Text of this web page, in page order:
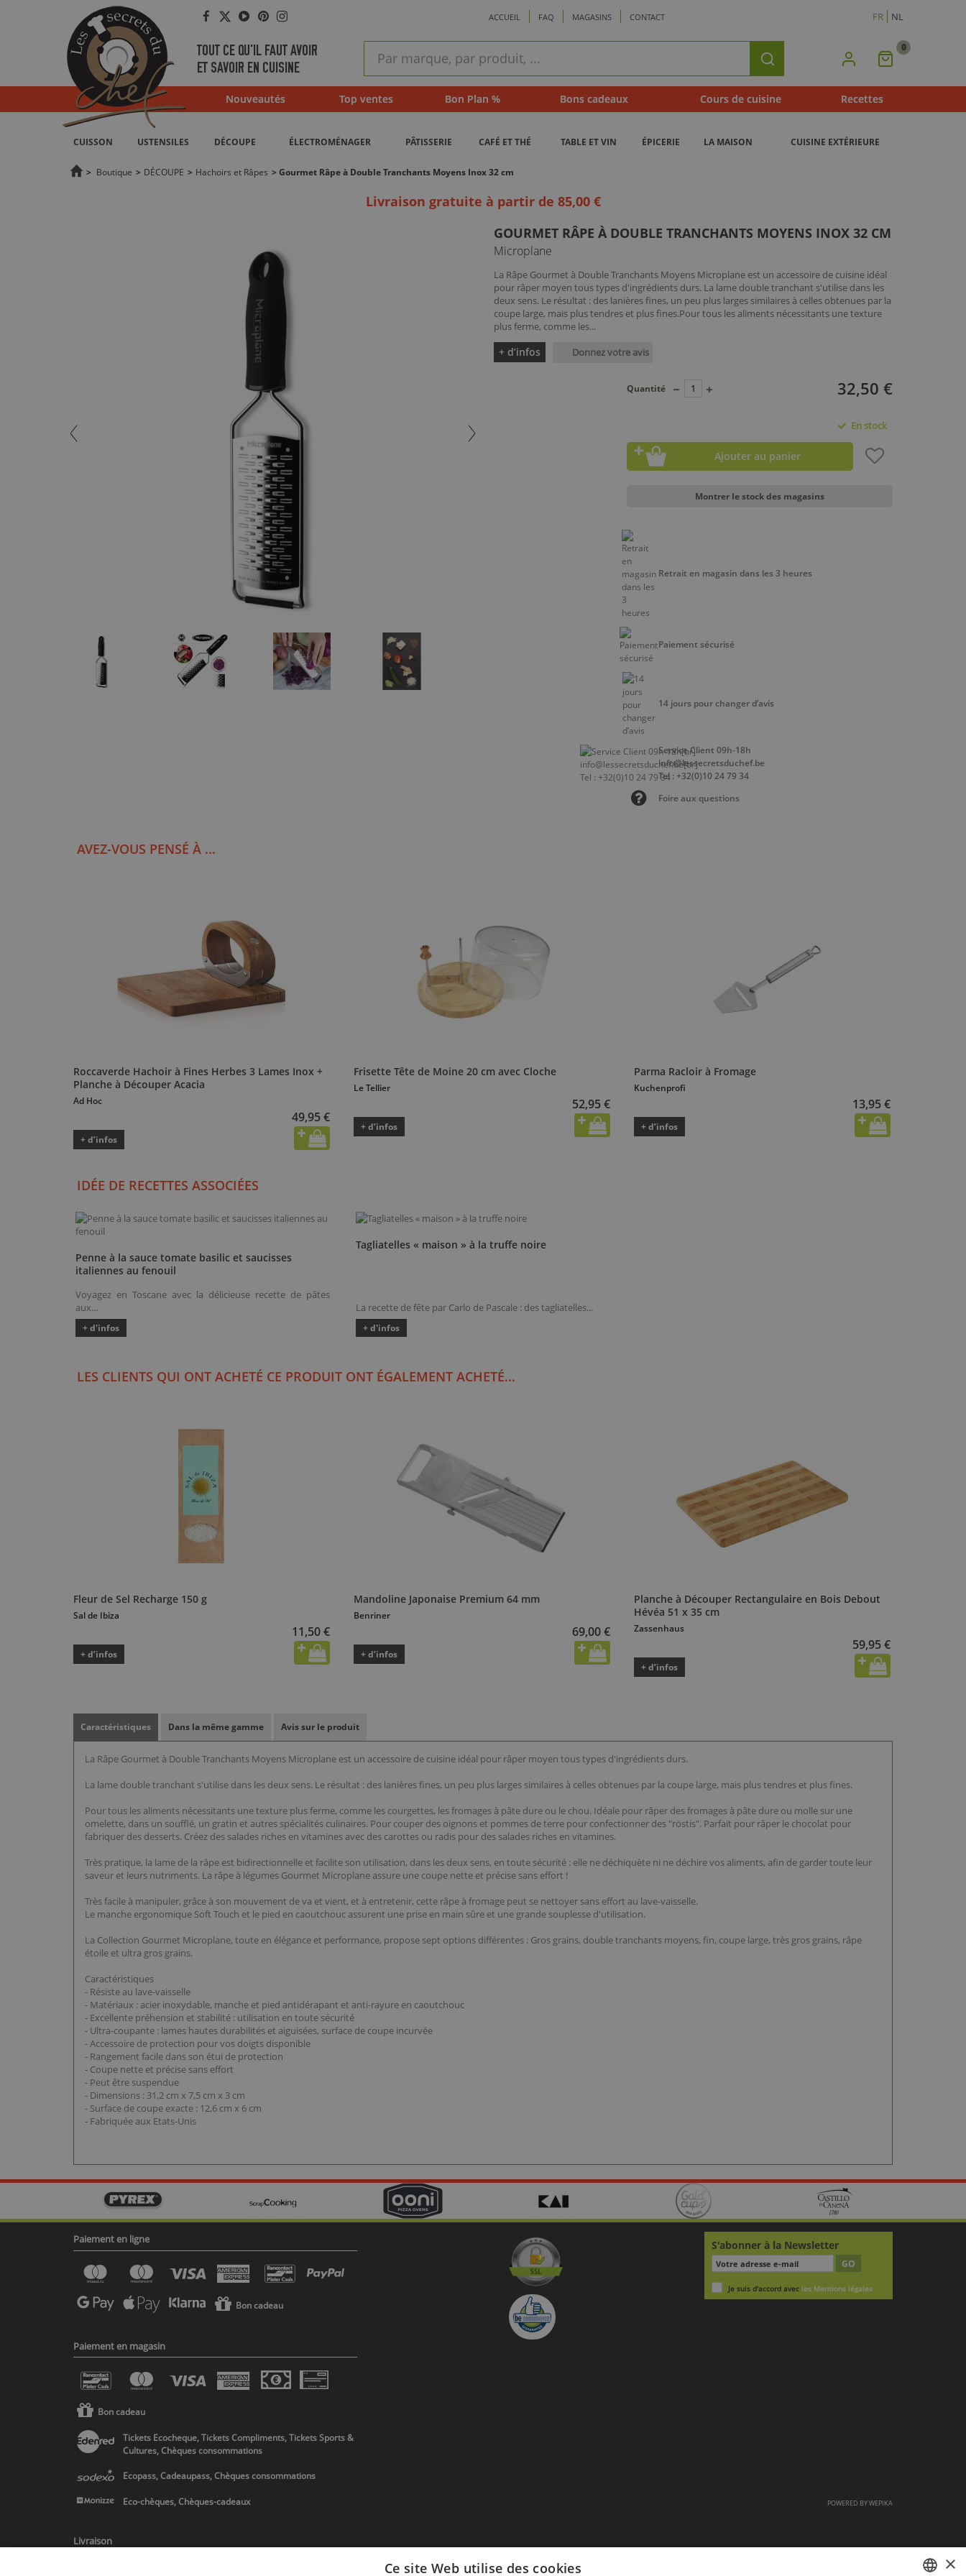
Facebook
Twitter
YouTube
Pinterest
Instagram ACCUEIL FAQ MAGASINS CONTACT FR NL
TOUT CE QU'IL FAUT AVOIR
ET SAVOIR EN CUISINE
rapide
Rechercher Mon
0
Nouveautés Top ventes Bon Plan % Bons cadeaux Cours de cuisine Recettes
CUISSON USTENSILES DÉCOUPE ÉLECTROMÉNAGER PÂTISSERIE CAFÉ ET THÉ TABLE ET VIN ÉPICERIE LA MAISON CUISINE EXTÉRIEURE
> Boutique > DÉCOUPE > Hachoirs et Râpes > Gourmet Râpe à Double Tranchants Moyens Inox 32 cm
Livraison gratuite à partir de 85,00 €
GOURMET RÂPE À DOUBLE TRANCHANTS MOYENS INOX 32 CM
Microplane
La Râpe Gourmet à Double Tranchants Moyens Microplane est un accessoire de cuisine idéal
pour râper moyen tous types d'ingrédients durs. La lame double tranchant s'utilise dans les
deux sens. Le résultat : des lanières fines, un peu plus larges similaires à celles obtenues par la
coupe large, mais plus tendres et plus fines.Pour tous les aliments nécessitants une texture
plus ferme, comme les...
+ d’infos Donnez votre avis
32,50 €
Quantité
En stock
Ajouter au panier
Montrer le stock des magasins
Retrait en magasin dans les 3 heures
Paiement sécurisé
14 jours pour changer d’avis
Service Client 09h-18h
info@lessecretsduchef.be
Tel : +32(0)10 24 79 34
Foire aux questions
AVEZ-VOUS PENSÉ À ...
Roccaverde Hachoir à Fines Herbes 3 Lames Inox +
Planche à Découper Acacia
Ad Hoc
49,95 €
+ d’infos
Frisette Tête de Moine 20 cm avec Cloche
Le Tellier
52,95 €
+ d’infos
Parma Racloir à Fromage
Kuchenprofi
13,95 €
+ d’infos
IDÉE DE RECETTES ASSOCIÉES
Penne à la sauce tomate basilic et saucisses
italiennes au fenouil
Voyagez en Toscane avec la délicieuse recette de pâtes
aux...
+ d'infos
Tagliatelles « maison » à la truffe noire
La recette de fête par Carlo de Pascale : des tagliatelles...
+ d'infos
LES CLIENTS QUI ONT ACHETÉ CE PRODUIT ONT ÉGALEMENT ACHETÉ...
Fleur de Sel Recharge 150 g
Sal de Ibiza
11,50 €
+ d’infos
Mandoline Japonaise Premium 64 mm
Benriner
69,00 €
+ d’infos
Planche à Découper Rectangulaire en Bois Debout
Hévéa 51 x 35 cm
Zassenhaus
59,95 €
+ d’infos
Caractéristiques Dans la même gamme Avis sur le produit
La Râpe Gourmet à Double Tranchants Moyens Microplane est un accessoire de cuisine idéal pour râper moyen tous types d'ingrédients durs.
La lame double tranchant s'utilise dans les deux sens. Le résultat : des lanières fines, un peu plus larges similaires à celles obtenues par la coupe large, mais plus tendres et plus fines.
Pour tous les aliments nécessitants une texture plus ferme, comme les courgettes, les fromages à pâte dure ou le chou. Idéale pour râper des fromages à pâte dure ou molle sur une
omelette, dans un soufflé, un gratin et autres spécialités culinaires. Pour couper des oignons et pommes de terre pour confectionner des "röstis". Parfait pour râper le chocolat pour
fabriquer des desserts. Créez des salades riches en vitamines avec des carottes ou radis pour des salades riches en vitamines.
Très pratique, la lame de la râpe est bidirectionnelle et facilite son utilisation, dans les deux sens, en toute sécurité : elle ne déchiquète ni ne déchire vos aliments, afin de garder toute leur
saveur et leurs nutriments. La râpe à légumes Gourmet Microplane assure une coupe nette et précise sans effort !
Très facile à manipuler, grâce à son mouvement de va et vient, et à entretenir, cette râpe à fromage peut se nettoyer sans effort au lave-vaisselle.
Le manche ergonomique Soft Touch et le pied en caoutchouc assurent une prise en main sûre et une grande souplesse d'utilisation.
La Collection Gourmet Microplane, toute en élégance et performance, propose sept options différentes : Gros grains, double tranchants moyens, fin, coupe large, très gros grains, râpe
étoile et ultra gros grains.
Caractéristiques
- Résiste au lave-vaisselle
- Matériaux : acier inoxydable, manche et pied antidérapant et anti-rayure en caoutchouc
- Excellente préhension et stabilité : utilisation en toute sécurité
- Ultra-coupante : lames hautes durabilités et aiguisées, surface de coupe incurvée
- Accessoire de protection pour vos doigts disponible
- Rangement facile dans son étui de protection
- Coupe nette et précise sans effort
- Peut être suspendue
- Dimensions : 31,2 cm x 7,5 cm x 3 cm
- Surface de coupe exacte : 12,6 cm x 6 cm
- Fabriquée aux Etats-Unis
Paiement en ligne
Bon cadeau
Paiement en magasin
Bon cadeau
Tickets Ecocheque, Tickets Compliments, Tickets Sports &
Cultures, Chèques consommations
Ecopass, Cadeaupass, Chèques consommations
Eco-chèques, Chèques-cadeaux
Livraison
S'abonner à la Newsletter
GO
Je suis d'accord avec les Mentions légales
POWERED BYWEPIKA
×
Ce site Web utilise des cookies